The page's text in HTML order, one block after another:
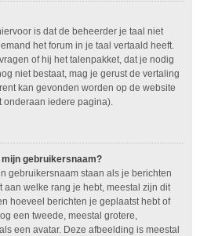
is dat de beheerder je taal niet
het forum in je taal vertaald heeft.
of hij het talenpakket, dat je nodig
niet bestaat, mag je gerust de vertaling
kan gevonden worden op de website
onderaan iedere pagina).
gebruikersnaam?
gebruikersnaam staan als je berichten
aan welke rang je hebt, meestal zijn dit
hoeveel berichten je geplaatst hebt of
een tweede, meestal grotere,
een avatar. Deze afbeelding is meestal